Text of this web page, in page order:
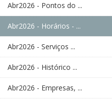
Abr2026 - Pontos do ...
Abr2026 - Horários - ...
Abr2026 - Serviços ...
Abr2026 - Histórico ...
Abr2026 - Empresas, ...